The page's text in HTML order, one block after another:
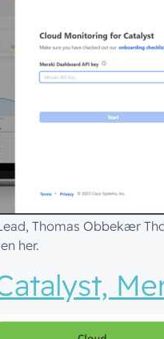
Thomas Obbekær
her.